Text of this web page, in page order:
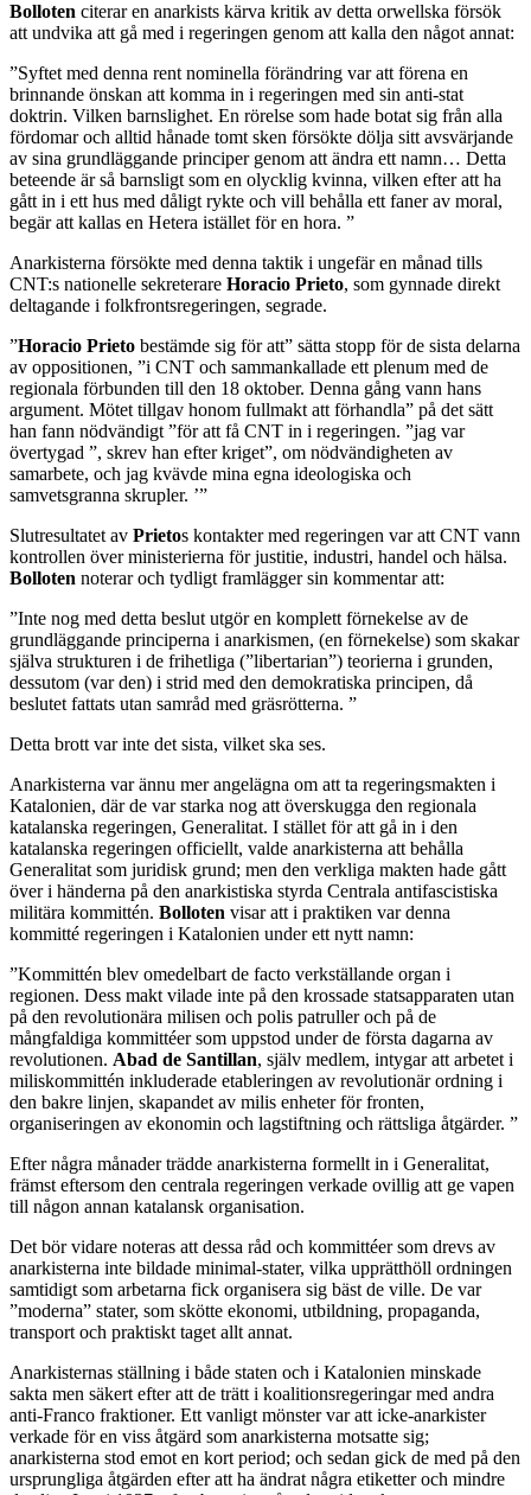
Bolloten citerar en anarkists kärva kritik av detta orwellska försök
att undvika att gå med i regeringen genom att kalla den något annat:
”Syftet med denna rent nominella förändring var att förena en
brinnande önskan att komma in i regeringen med sin anti-stat
doktrin. Vilken barnslighet. En rörelse som hade botat sig från alla
fördomar och alltid hånade tomt sken försökte dölja sitt avsvärjande
av sina grundläggande principer genom att ändra ett namn… Detta
beteende är så barnsligt som en olycklig kvinna, vilken efter att ha
gått in i ett hus med dåligt rykte och vill behålla ett faner av moral,
begär att kallas en Hetera istället för en hora. ”
Anarkisterna försökte med denna taktik i ungefär en månad tills
CNT:s nationelle sekreterare Horacio Prieto, som gynnade direkt
deltagande i folkfrontsregeringen, segrade.
”Horacio Prieto bestämde sig för att” sätta stopp för de sista delarna
av oppositionen, ”i CNT och sammankallade ett plenum med de
regionala förbunden till den 18 oktober. Denna gång vann hans
argument. Mötet tillgav honom fullmakt att förhandla” på det sätt
han fann nödvändigt ”för att få CNT in i regeringen. ”jag var
övertygad ”, skrev han efter kriget”, om nödvändigheten av
samarbete, och jag kvävde mina egna ideologiska och
samvetsgranna skrupler. ’”
Slutresultatet av Prietos kontakter med regeringen var att CNT vann
kontrollen över ministerierna för justitie, industri, handel och hälsa.
Bolloten noterar och tydligt framlägger sin kommentar att:
”Inte nog med detta beslut utgör en komplett förnekelse av de
grundläggande principerna i anarkismen, (en förnekelse) som skakar
själva strukturen i de frihetliga (”libertarian”) teorierna i grunden,
dessutom (var den) i strid med den demokratiska principen, då
beslutet fattats utan samråd med gräsrötterna. ”
Detta brott var inte det sista, vilket ska ses.
Anarkisterna var ännu mer angelägna om att ta regeringsmakten i
Katalonien, där de var starka nog att överskugga den regionala
katalanska regeringen, Generalitat. I stället för att gå in i den
katalanska regeringen officiellt, valde anarkisterna att behålla
Generalitat som juridisk grund; men den verkliga makten hade gått
över i händerna på den anarkistiska styrda Centrala antifascistiska
militära kommittén. Bolloten visar att i praktiken var denna
kommitté regeringen i Katalonien under ett nytt namn:
”Kommittén blev omedelbart de facto verkställande organ i
regionen. Dess makt vilade inte på den krossade statsapparaten utan
på den revolutionära milisen och polis patruller och på de
mångfaldiga kommittéer som uppstod under de första dagarna av
revolutionen. Abad de Santillan, själv medlem, intygar att arbetet i
miliskommittén inkluderade etableringen av revolutionär ordning i
den bakre linjen, skapandet av milis enheter för fronten,
organiseringen av ekonomin och lagstiftning och rättsliga åtgärder. ”
Efter några månader trädde anarkisterna formellt in i Generalitat,
främst eftersom den centrala regeringen verkade ovillig att ge vapen
till någon annan katalansk organisation.
Det bör vidare noteras att dessa råd och kommittéer som drevs av
anarkisterna inte bildade minimal-stater, vilka upprätthöll ordningen
samtidigt som arbetarna fick organisera sig bäst de ville. De var
”moderna” stater, som skötte ekonomi, utbildning, propaganda,
transport och praktiskt taget allt annat.
Anarkisternas ställning i både staten och i Katalonien minskade
sakta men säkert efter att de trätt i koalitionsregeringar med andra
anti-Franco fraktioner. Ett vanligt mönster var att icke-anarkister
verkade för en viss åtgärd som anarkisterna motsatte sig;
anarkisterna stod emot en kort period; och sedan gick de med på den
ursprungliga åtgärden efter att ha ändrat några etiketter och mindre